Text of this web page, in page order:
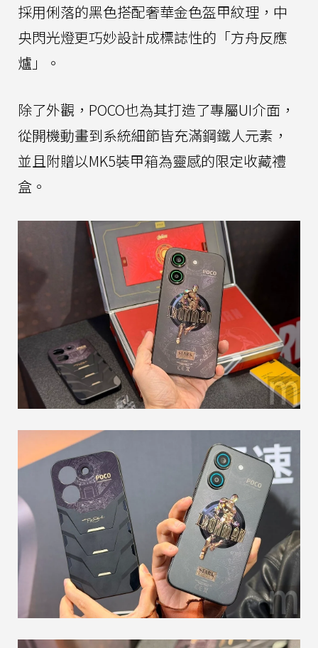
採用俐落的黑色搭配奢華金色盔甲紋理，中
央閃光燈更巧妙設計成標誌性的「方舟反應
爐」。
除了外觀，POCO也為其打造了專屬UI介面，
從開機動畫到系統細節皆充滿鋼鐵人元素，
並且附贈以MK5裝甲箱為靈感的限定收藏禮
盒。